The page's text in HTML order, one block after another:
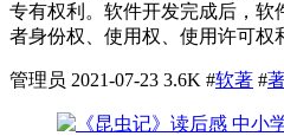
专有权利。软件开发完成后，软
者身份权、使用权、使用许可权
管理员 2021-07-23 3.6K #软著 #
中小